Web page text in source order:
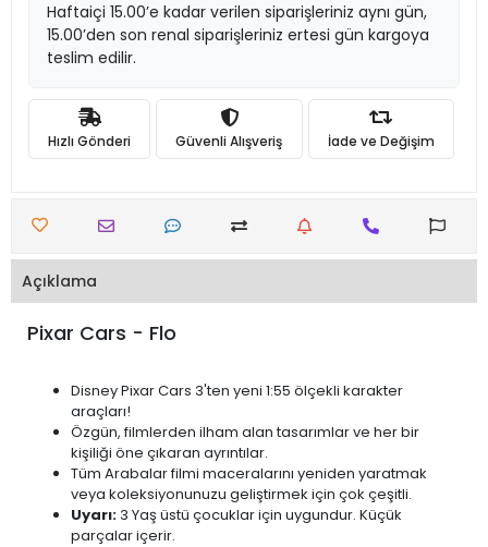
Haftaiçi 15.00’e kadar verilen siparişleriniz aynı gün,
15.00’den son renal siparişleriniz ertesi gün kargoya
teslim edilir.
Hızlı Gönderi Güvenli Alışveriş İade ve Değişim
Açıklama
Pixar Cars - Flo
Disney Pixar Cars 3'ten yeni 1:55 ölçekli karakter
araçları!
Özgün, filmlerden ilham alan tasarımlar ve her bir
kişiliği öne çıkaran ayrıntılar.
Tüm Arabalar filmi maceralarını yeniden yaratmak
veya koleksiyonunuzu geliştirmek için çok çeşitli.
Uyarı:3 Yaş üstü çocuklar için uygundur. Küçük
parçalar içerir.